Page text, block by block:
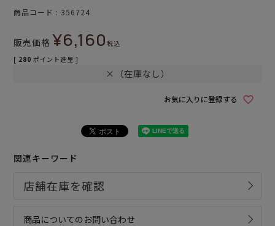
商品コード 356724
販売価格 ¥6,160税込
[ 280 ポイント進呈 ]
×（在庫なし）
お気に入りに登録する
関連キーワード
商品についてのお問い合わせ